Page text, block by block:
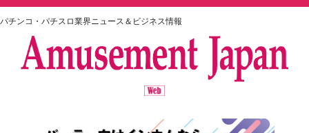
パチンコ・パチスロ業界ニュース＆ビジネス情報